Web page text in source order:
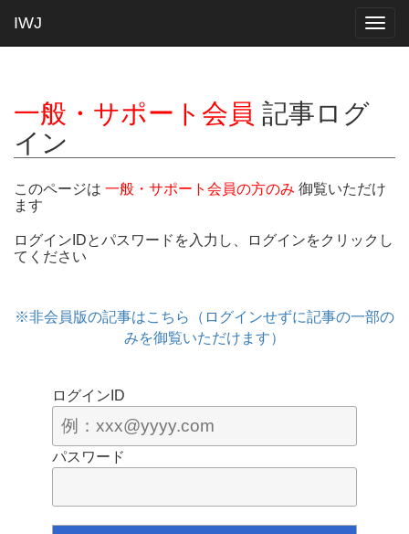
IWJ
一般・サポート会員 記事ログ
イン
このページは 一般・サポート会員の方のみ 御覧いただけ
ます
ログインIDとパスワードを入力し、ログインをクリックし
てください
※非会員版の記事はこちら（ログインせずに記事の一部の
みを御覧いただけます）
ログインID
パスワード